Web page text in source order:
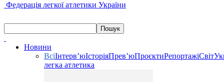
Федерація легкої атлетики України
Новини
ВсіІнтерв’юІсторіяПрев’юПроєктиРепортажіСвіт
легка атлетика